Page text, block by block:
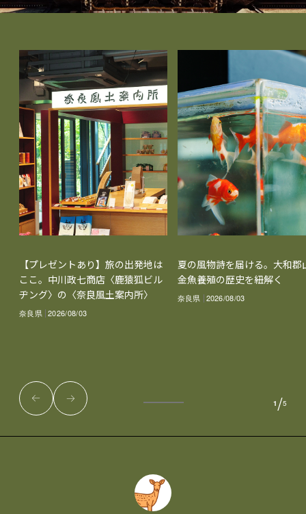
【プレゼントあり】旅の出発地は
ここ。中川政七商店〈鹿猿狐ビル
ヂング〉の〈奈良風土案内所〉
奈良県 2026/08/03
夏の風物詩を届ける。大和郡
金魚養殖の歴史を紐解く
奈良県 2026/08/03
1 /5